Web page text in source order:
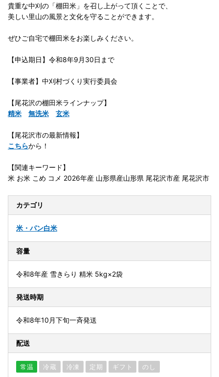
貴重な中刈の「棚田米」を召し上がって頂くことで、
美しい里山の風景と文化を守ることができます。
ぜひご自宅で棚田米をお楽しみください。
【申込期日】令和8年9月30日まで
【事業者】中刈村づくり実行委員会
【尾花沢の棚田米ラインナップ】
精米
無洗米 玄米
【尾花沢市の最新情報】
こちらから！
【関連キーワード】
米 お米 こめ コメ 2026年産 山形県産山形県 尾花沢市産 尾花沢市
カテゴリ
米・パン白米
容量
令和8年産 雪きらり 精米 5kg×2袋
発送時期
令和8年10月下旬一斉発送
配送
常温 冷蔵 冷凍 定期 ギフト のし